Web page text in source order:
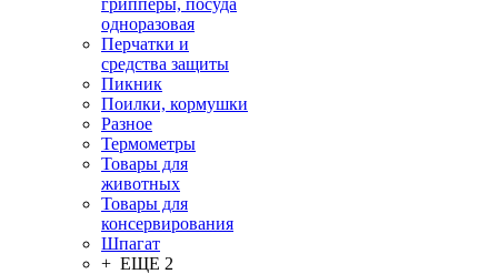
грипперы, посуда
одноразовая
Перчатки и
средства защиты
Пикник
Поилки, кормушки
Разное
Термометры
Товары для
животных
Товары для
консервирования
Шпагат
+ ЕЩЕ 2